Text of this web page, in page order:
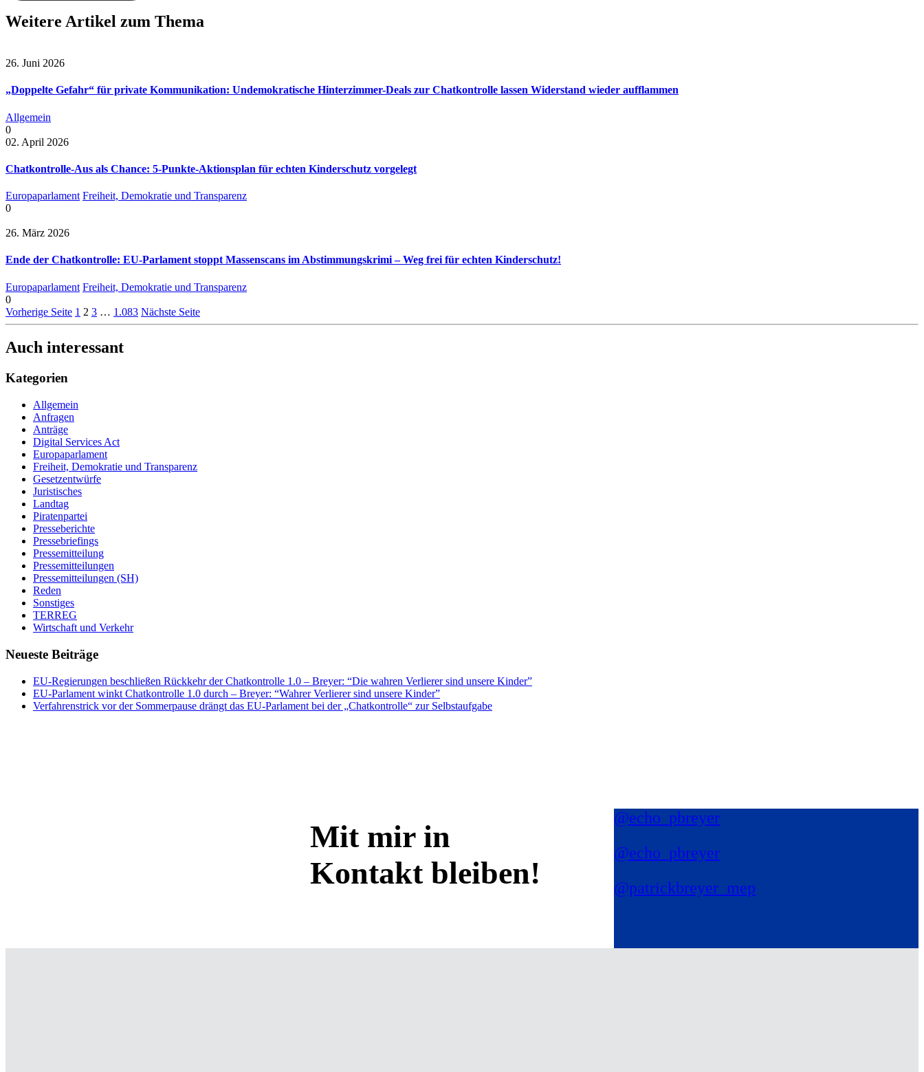
Weitere Artikel zum Thema
26. Juni 2026
„Doppelte Gefahr“ für private Kommunikation: Undemokratische Hinterzimmer-Deals zur Chatkontrolle lassen Widerstand wieder aufflammen
Allgemein
0
02. April 2026
Chatkontrolle-Aus als Chance: 5-Punkte-Aktionsplan für echten Kinderschutz vorgelegt
Europaparlament Freiheit, Demokratie und Transparenz
0
26. März 2026
Ende der Chatkontrolle: EU-Parlament stoppt Massenscans im Abstimmungskrimi – Weg frei für echten Kinderschutz!
Europaparlament Freiheit, Demokratie und Transparenz
0
Vorherige Seite 1 2 3 … 1.083 Nächste Seite
Auch interessant
Kategorien
Allgemein
Anfragen
Anträge
Digital Services Act
Europaparlament
Freiheit, Demokratie und Transparenz
Gesetzentwürfe
Juristisches
Landtag
Piratenpartei
Presseberichte
Pressebriefings
Pressemitteilung
Pressemitteilungen
Pressemitteilungen (SH)
Reden
Sonstiges
TERREG
Wirtschaft und Verkehr
Neueste Beiträge
EU-Regierungen beschließen Rückkehr der Chatkontrolle 1.0 – Breyer: “Die wahren Verlierer sind unsere Kinder”
EU-Parlament winkt Chatkontrolle 1.0 durch – Breyer: “Wahrer Verlierer sind unsere Kinder”
Verfahrenstrick vor der Sommerpause drängt das EU-Parlament bei der „Chatkontrolle“ zur Selbstaufgabe
Mit mir in
Kontakt bleiben!
@echo_pbreyer
@echo_pbreyer
@patrickbreyer_mep